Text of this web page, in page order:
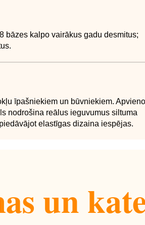
bāzes kalpo vairākus gadu desmitus;
īpašniekiem un būvniekiem.
nodrošina reālus ieguvumus siltuma
elastīgas dizaina iespējas.
un